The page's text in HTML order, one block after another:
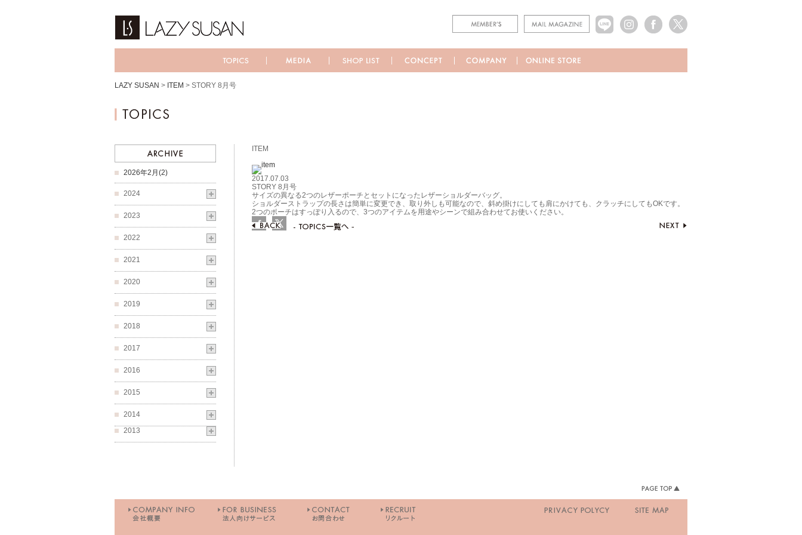
LAZY SUSAN > ITEM > STORY 8月号
2026年2月(2)
2024
2023
2022
2021
2020
2019
2018
2017
2016
2015
2014
2013
ITEM
2017.07.03
STORY 8月号
サイズの異なる2つのレザーポーチとセットになったレザーショルダーバッグ。
ショルダーストラップの長さは簡単に変更でき、取り外しも可能なので、斜め掛けにしても肩にかけても、クラッチにしてもOKです。
2つのポーチはすっぽり入るので、3つのアイテムを用途やシーンで組み合わせてお使いください。